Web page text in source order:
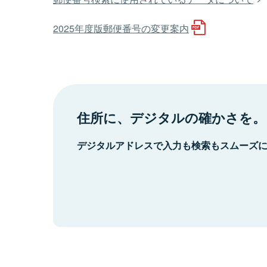
2025年度版郵便番号の変更案内
住所に、デジタルの確かさを。
デジタルアドレスで入力も検索もスムーズ